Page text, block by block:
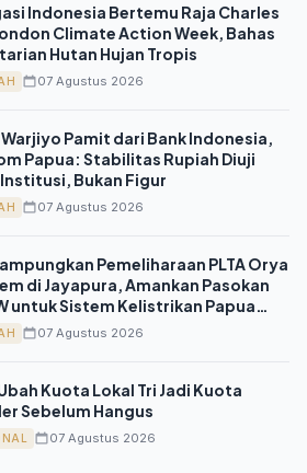
Indonesia Bertemu Raja Charles
Climate Action Week, Bahas
Hutan Hujan Tropis
07 Agustus 2026
Pamit dari Bank Indonesia,
Papua: Stabilitas Rupiah Diuji
Bukan Figur
07 Agustus 2026
Pemeliharaan PLTA Orya
di Jayapura, Amankan Pasokan
untuk Sistem Kelistrikan Papua
HUT ke-81 RI
07 Agustus 2026
Kuota Lokal Tri Jadi Kuota
Sebelum Hangus
07 Agustus 2026